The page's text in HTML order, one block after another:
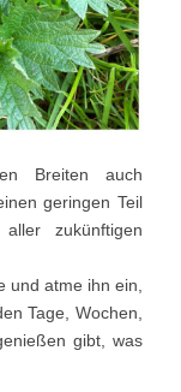
Breiten auch
geringen Teil
zukünftigen
atme ihn ein,
Tage, Wochen,
gibt, was